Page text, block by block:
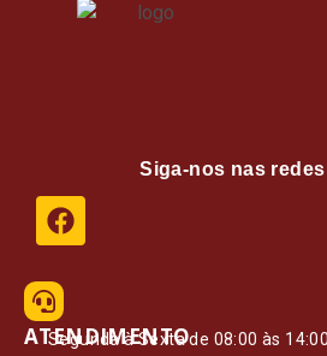
Siga-nos nas
ATENDIMENTO
Segunda à Sexta de 08:00 às 14:00